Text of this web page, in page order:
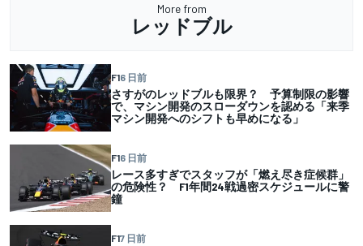
More from
レッドブル
F16 日前
さすがのレッドブルも限界？ 予算制限の影響
で、マシン開発のスローダウンを認める「来季
マシン開発へのシフトも早めになる」
F16 日前
レース多すぎでスタッフが「燃え尽き症候群」
の危険性？ F1年間24戦過密スケジュールに警
鐘
F17 日前